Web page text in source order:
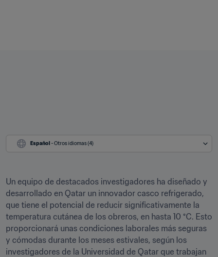
Español - Otros idiomas (4)
Un equipo de destacados investigadores ha diseñado y
desarrollado en Qatar un innovador casco refrigerado,
que tiene el potencial de reducir significativamente la
temperatura cutánea de los obreros, en hasta 10 °C. Esto
proporcionará unas condiciones laborales más seguras
y cómodas durante los meses estivales, según los
investigadores de la Universidad de Qatar que trabajan